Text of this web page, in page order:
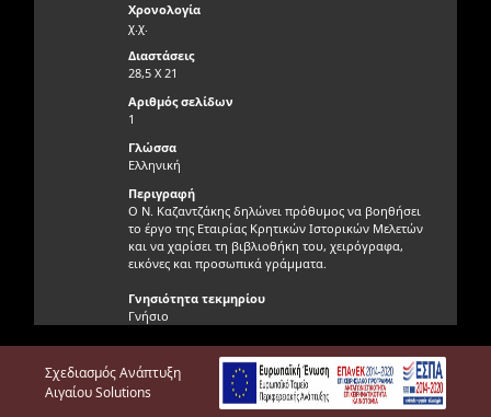
Χρονολογία
χ.χ.
Διαστάσεις
28,5 X 21
Αριθμός σελίδων
1
Γλώσσα
Ελληνική
Περιγραφή
Ο Ν. Καζαντζάκης δηλώνει πρόθυμος να βοηθήσει
το έργο της Εταιρίας Κρητικών Ιστορικών Μελετών
και να χαρίσει τη βιβλιοθήκη του, χειρόγραφα,
εικόνες και προσωπικά γράμματα.
Γνησιότητα τεκμηρίου
Γνήσιο
Φυσική κατάσταση τεκμηρίου
Πολύ καλή
Θέση τεκμηρίου / Άλμπουμ
Αίθουσα Γεωργουδάκη
Σχεδιασμός Ανάπτυξη
Αιγαίου Solutions